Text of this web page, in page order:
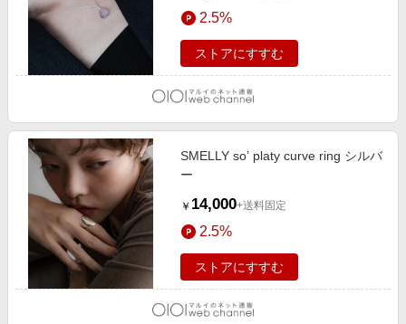
2.5%
ストアにすすむ
SMELLY so’ platy curve ring シルバ
ー
￥ 14,000+送料固定
2.5%
ストアにすすむ